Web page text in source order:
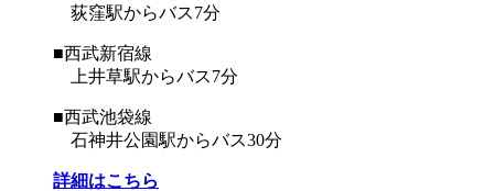
荻窪駅からバス7分
■西武新宿線
上井草駅からバス7分
■西武池袋線
石神井公園駅からバス30分
詳細はこちら